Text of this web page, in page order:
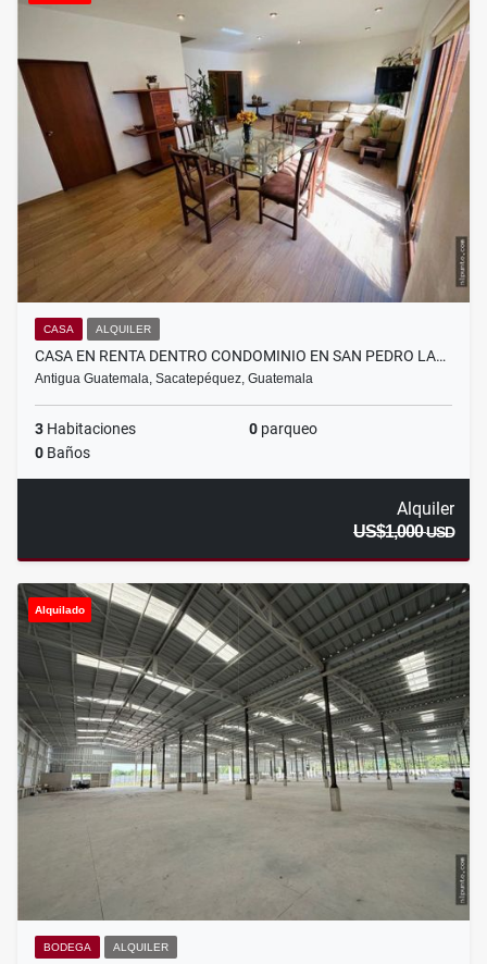
CASA ALQUILER
CASA EN RENTA DENTRO CONDOMINIO EN SAN PEDRO LA…
Antigua Guatemala, Sacatepéquez, Guatemala
3 Habitaciones 0 parqueo
0 Baños
Alquiler
US$1,000USD
Alquilado
BODEGA ALQUILER